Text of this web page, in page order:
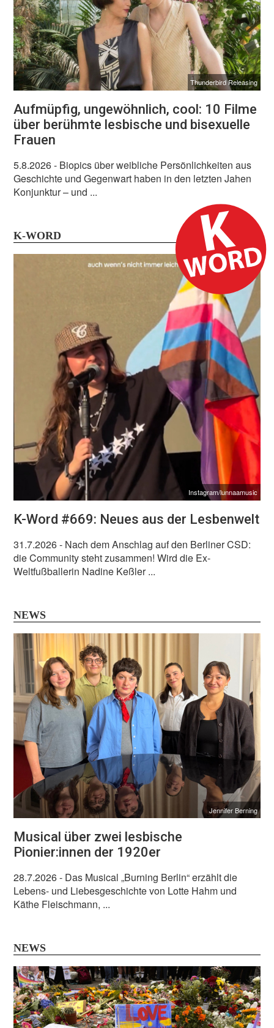
Thunderbird Releasing
Aufmüpfig, ungewöhnlich, cool: 10 Filme
über berühmte lesbische und bisexuelle
Frauen
5.8.2026- Biopics über weibliche Persönlichkeiten aus
Geschichte und Gegenwart haben in den letzten Jahen
Konjunktur – und ...
K-WORD
Instagram/lunnaamusic
K-Word #669: Neues aus der Lesbenwelt
31.7.2026- Nach dem Anschlag auf den Berliner CSD:
die Community steht zusammen! Wird die Ex-
Weltfußballerin Nadine Keßler ...
NEWS
Jennifer Berning
Musical über zwei lesbische
Pionier:innen der 1920er
28.7.2026- Das Musical „Burning Berlin“ erzählt die
Lebens- und Liebesgeschichte von Lotte Hahm und
Käthe Fleischmann, ...
NEWS